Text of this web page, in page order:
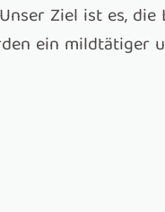
Ziel ist es, die
ein mildtätiger